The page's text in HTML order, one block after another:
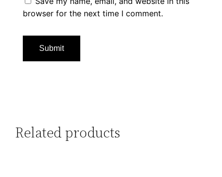
browser for the next time I comment.
Related products